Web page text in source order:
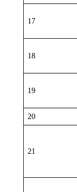
17
18
19
20
21